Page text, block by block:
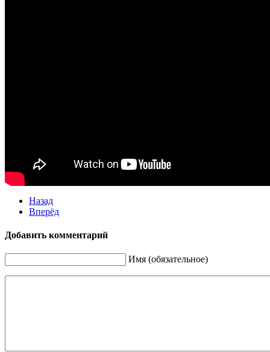
Назад
Вперёд
Добавить комментарий
Имя (обязательное)